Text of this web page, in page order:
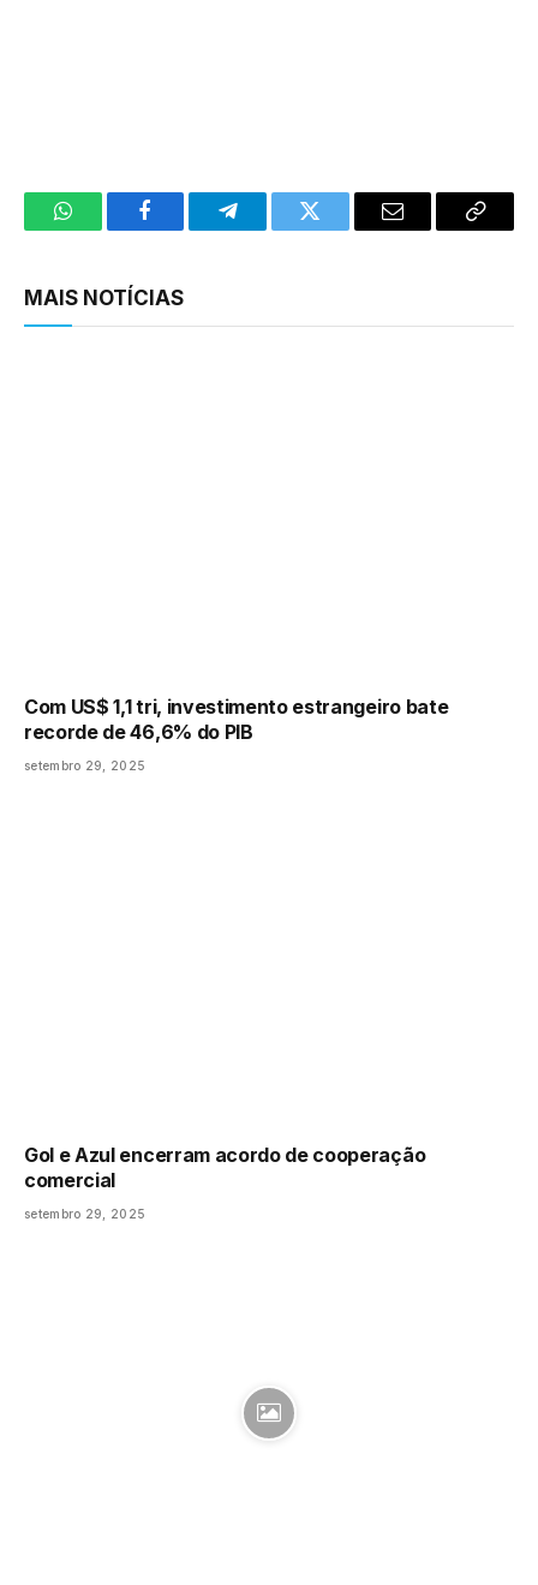
WhatsAppFacebookTelegramTwitter Email
Copy
MAIS NOTÍCIAS
Com US$ 1,1 tri, investimento estrangeiro bate
recorde de 46,6% do PIB
setembro 29, 2025
Gol e Azul encerram acordo de cooperação
comercial
setembro 29, 2025